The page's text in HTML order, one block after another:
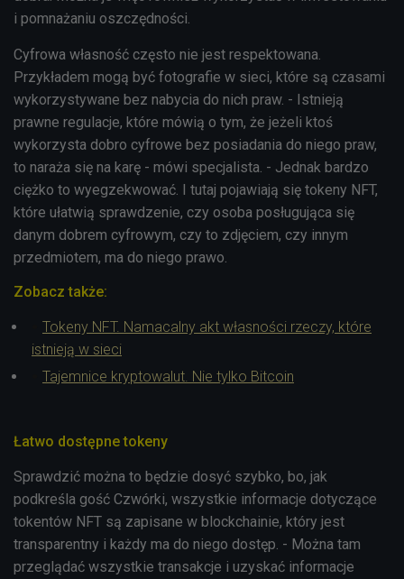
i pomnażaniu oszczędności.
Cyfrowa własność często nie jest respektowana.
Przykładem mogą być fotografie w sieci, które są czasami
wykorzystywane bez nabycia do nich praw. - Istnieją
prawne regulacje, które mówią o tym, że jeżeli ktoś
wykorzysta dobro cyfrowe bez posiadania do niego praw,
to naraża się na karę - mówi specjalista. - Jednak bardzo
ciężko to wyegzekwować. I tutaj pojawiają się tokeny NFT,
które ułatwią sprawdzenie, czy osoba posługująca się
danym dobrem cyfrowym, czy to zdjęciem, czy innym
przedmiotem, ma do niego prawo.
Zobacz także:
Tokeny NFT. Namacalny akt własności rzeczy, które
istnieją w sieci
Tajemnice kryptowalut. Nie tylko Bitcoin
Łatwo dostępne tokeny
Sprawdzić można to będzie dosyć szybko, bo, jak
podkreśla gość Czwórki, wszystkie informacje dotyczące
tokentów NFT są zapisane w blockchainie, który jest
transparentny i każdy ma do niego dostęp. - Można tam
przeglądać wszystkie transakcje i uzyskać informacje